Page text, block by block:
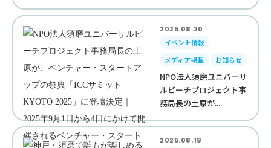
2025.08.20
イベント情報
メディア掲載
お知らせ
NPO法人須磨ユニバーサ
ルビーチプロジェクト事
務局長の土原が...
2025.08.18